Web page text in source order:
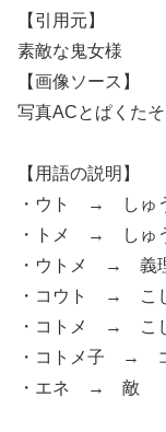
【引用元】
素敵な鬼女様
【画像ソース】
写真ACとぱくた
【用語の説明】
・ウト → しゅう
・トメ → しゅう
・ウトメ → 義理
・コウト → こじ
・コトメ → こじ
・コトメ子 →
・エネ → 敵